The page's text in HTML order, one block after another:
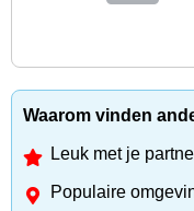
Waarom vinden
Leuk met je
Populaire